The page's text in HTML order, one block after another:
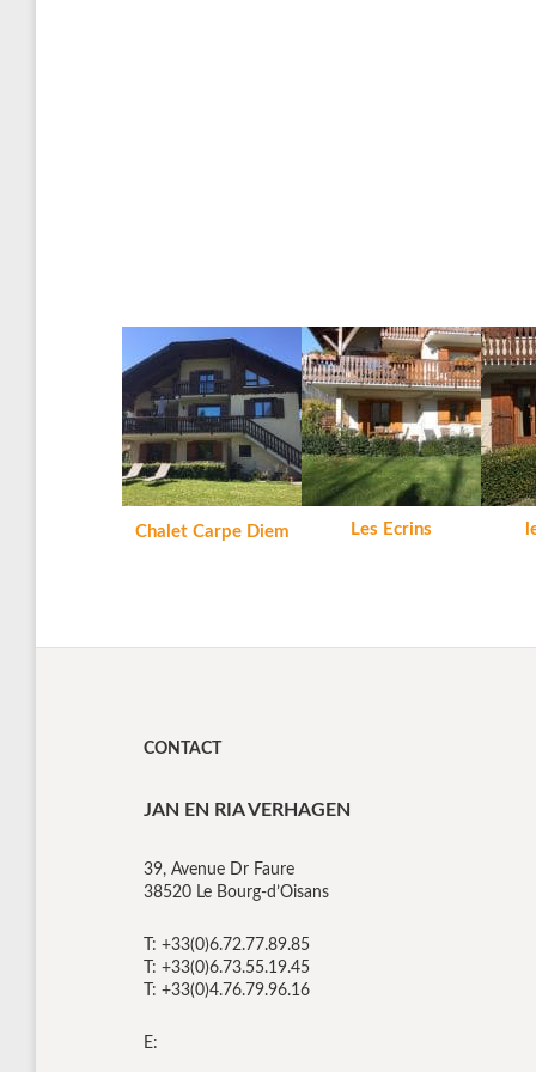
Chalet Carpe Diem Les Ecrins
CONTACT
JAN EN RIA VERHAGEN
39, Avenue Dr Faure
38520 Le Bourg-d’Oisans
T: +33(0)6.72.77.89.85
T: +33(0)6.73.55.19.45
T: +33(0)4.76.79.96.16
E: